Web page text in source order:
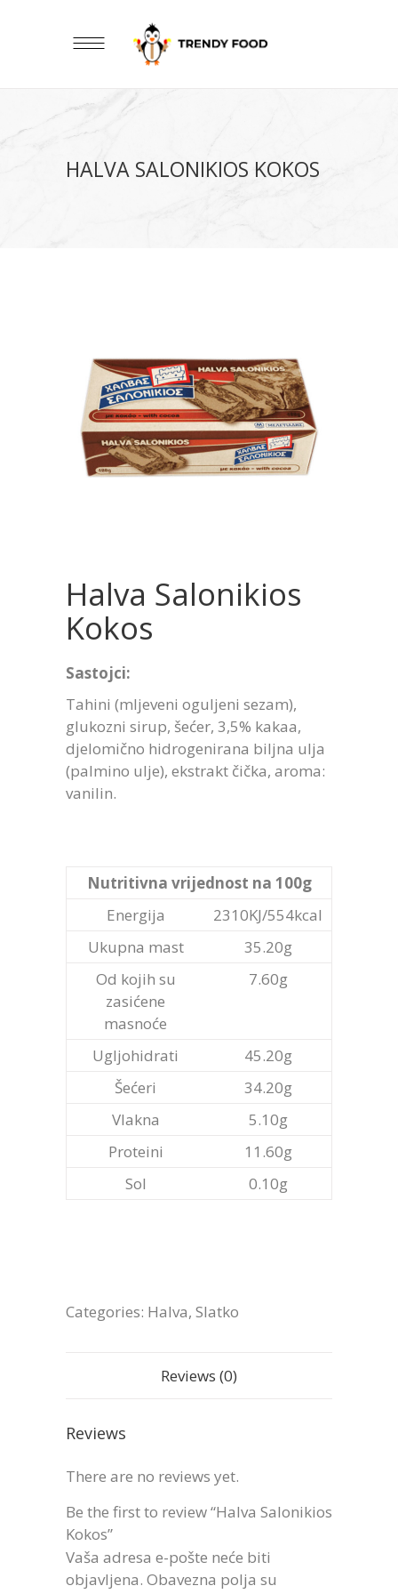
HALVA SALONIKIOS KOKOS
Halva Salonikios
Kokos
Sastojci:
Tahini (mljeveni oguljeni sezam),
glukozni sirup, šećer, 3,5% kakaa,
djelomično hidrogenirana biljna ulja
(palmino ulje), ekstrakt čička, aroma:
vanilin.
Nutritivna vrijednost na 100g
Energija
2310KJ/554kcal
Ukupna mast
35.20g
Od kojih su
zasićene
masnoće
7.60g
Ugljohidrati
45.20g
Šećeri
34.20g
Vlakna
5.10g
Proteini
11.60g
Sol
0.10g
Categories: Halva, Slatko
Reviews (0)
Reviews
There are no reviews yet.
Be the first to review “Halva Salonikios
Kokos”
Vaša adresa e-pošte neće biti
objavljena. Obavezna polja su